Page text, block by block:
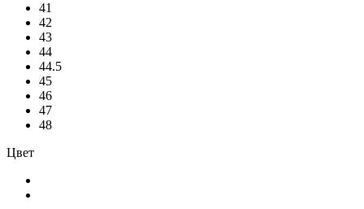
41
42
43
44
44.5
45
46
47
48
Цвет